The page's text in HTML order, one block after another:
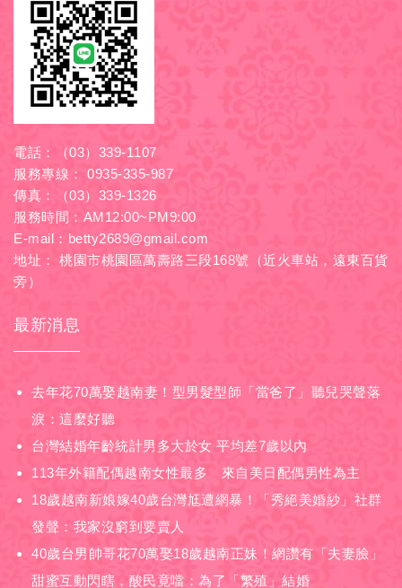
電話：
（03）339-1107
服務專線：
0935-335-987
傳真：（03）339-1326
服務時間：AM12:00~PM9:00
E-mail： betty2689@gmail.com
地址： 桃園市桃園區萬壽路三段168號（近火車站，遠東百貨
旁）
最新消息
去年花70萬娶越南妻！型男髮型師「當爸了」聽兒哭聲落
淚：這麼好聽
台灣結婚年齡統計男多大於女 平均差7歲以內
113年外籍配偶越南女性最多 來自美日配偶男性為主
18歲越南新娘嫁40歲台灣尪遭網暴！「秀絕美婚紗」社群
發聲：我家沒窮到要賣人
40歲台男帥哥花70萬娶18歲越南正妹！網讚有「夫妻臉」
甜蜜互動閃瞎，酸民竟噹：為了「繁殖」結婚